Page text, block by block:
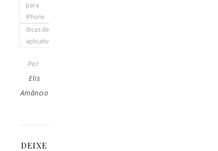
para
IPhone
dicas de
aplicativo
Por
Elis
Amâncio
DEIXE